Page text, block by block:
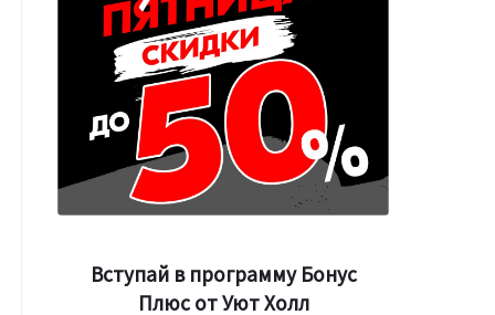
Вступай в программу Бонус
Плюс от Уют Холл